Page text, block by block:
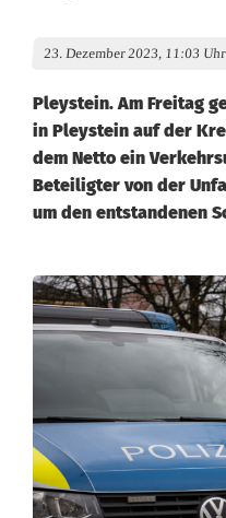
23. Dezember 2023, 11:03 Uhr
Pleystein. Am Freitag
in Pleystein auf der
dem Netto ein
Beteiligter von der
um den entstandenen
A
u
e
n
s